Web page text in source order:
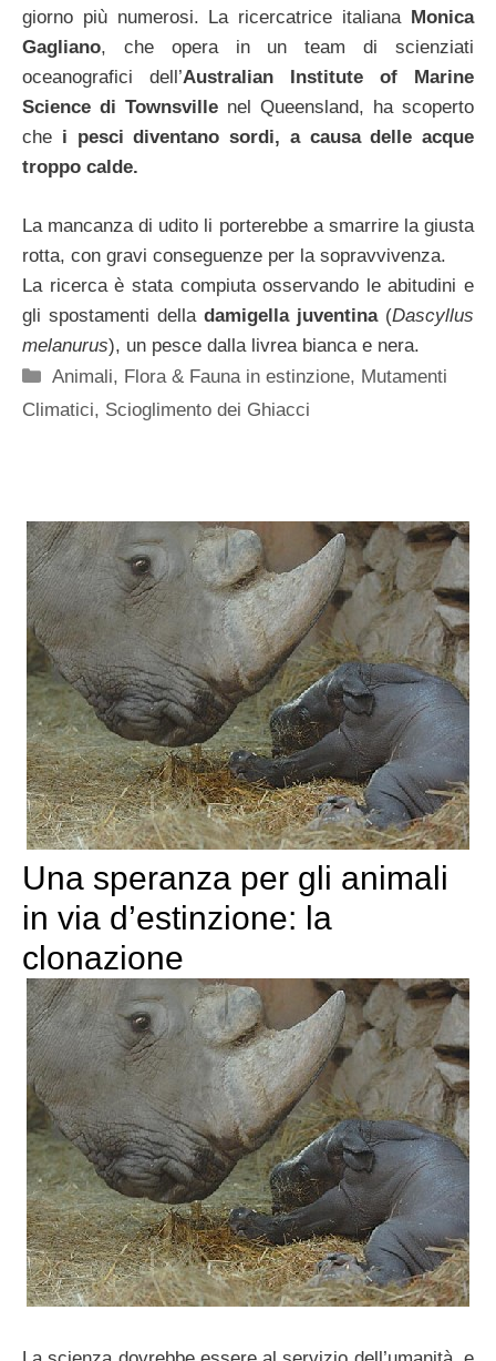
giorno più numerosi. La ricercatrice italiana Monica
Gagliano, che opera in un team di scienziati
oceanografici dell’Australian Institute of Marine
Science di Townsville nel Queensland, ha scoperto
che i pesci diventano sordi, a causa delle acque
troppo calde.
La mancanza di udito li porterebbe a smarrire la giusta
rotta, con gravi conseguenze per la sopravvivenza.
La ricerca è stata compiuta osservando le abitudini e
gli spostamenti della damigella juventina (Dascyllus
melanurus), un pesce dalla livrea bianca e nera.
Categorie
Animali, Flora & Fauna in estinzione, Mutamenti
Climatici, Scioglimento dei Ghiacci
Una speranza per gli animali
in via d’estinzione: la
clonazione